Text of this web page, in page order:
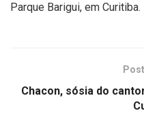
Parque Barigui, em Curitiba.
Chacon, sósia do